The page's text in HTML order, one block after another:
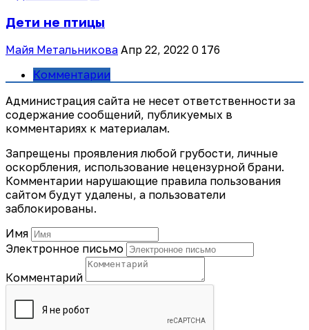
Дети не птицы
Майя Метальникова Апр 22, 2022 0 176
Комментарии
Администрация сайта не несет ответственности за
содержание сообщений, публикуемых в
комментариях к материалам.
Запрещены проявления любой грубости, личные
оскорбления, использование нецензурной брани.
Комментарии нарушающие правила пользования
сайтом будут удалены, а пользователи
заблокированы.
Имя
Электронное письмо
Комментарий